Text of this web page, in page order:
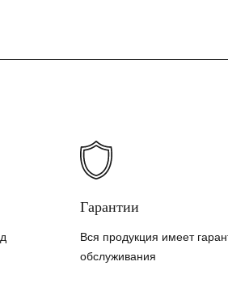
Гарантии
Вся продукция имеет
обслуживания